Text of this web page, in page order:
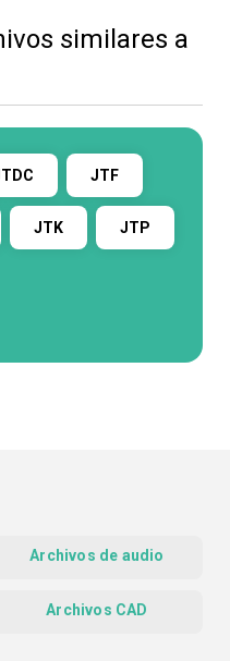
similares a
JTF
JTK JTP
Archivos de audio
Archivos CAD